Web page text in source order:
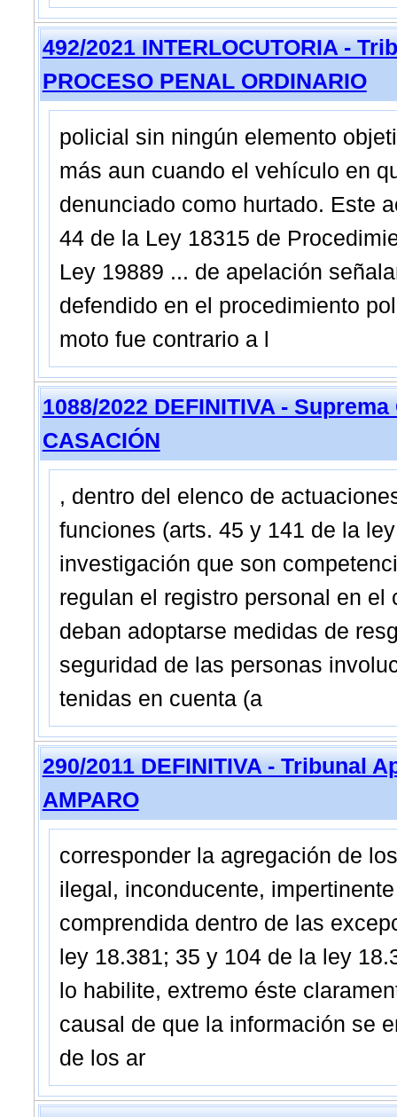
492/2021 INTERLOCUTORIA -
PROCESO PENAL ORDINARIO
policial sin ningún elemento
más aun cuando el vehículo en
denunciado como hurtado. Este
44 de la Ley 18315 de
Ley 19889 ... de apelación
defendido en el procedimiento
moto fue contrario a l
1088/2022 DEFINITIVA -
CASACIÓN
, dentro del elenco de
funciones (arts. 45 y 141 de la
investigación que son
regulan el registro personal en
deban adoptarse medidas de
seguridad de las personas
tenidas en cuenta (a
290/2011 DEFINITIVA - Tribunal
AMPARO
corresponder la agregación de
ilegal, inconducente,
comprendida dentro de las
ley 18.381; 35 y 104 de la ley
lo habilite, extremo éste
causal de que la información se
de los ar